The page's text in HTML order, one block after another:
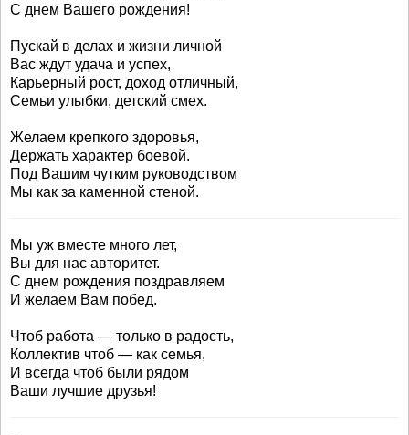
С днем Вашего рождения!
Пускай в делах и жизни личной
Вас ждут удача и успех,
Карьерный рост, доход отличный,
Семьи улыбки, детский смех.
Желаем крепкого здоровья,
Держать характер боевой.
Под Вашим чутким руководством
Мы как за каменной стеной.
Мы уж вместе много лет,
Вы для нас авторитет.
С днем рождения поздравляем
И желаем Вам побед.
Чтоб работа — только в радость,
Коллектив чтоб — как семья,
И всегда чтоб были рядом
Ваши лучшие друзья!